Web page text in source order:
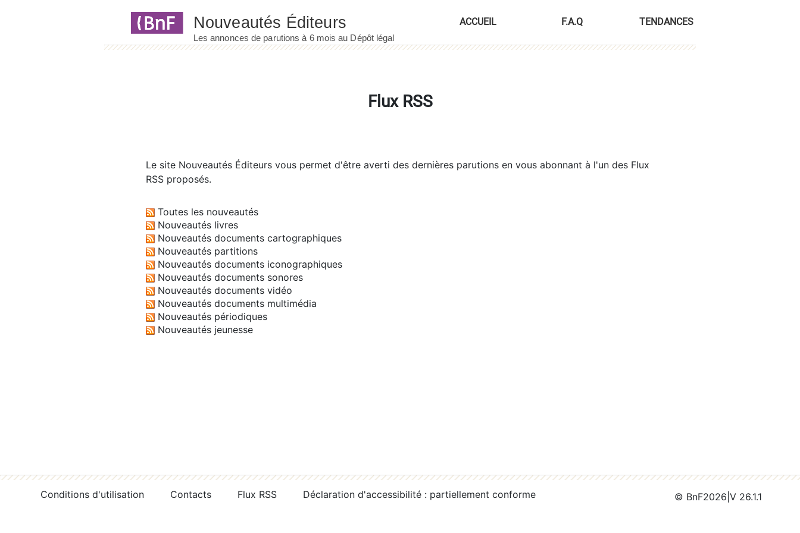
ACCUEIL F.A.Q TENDANCES
Flux RSS
Le site Nouveautés Éditeurs vous permet d'être averti des dernières parutions en vous abonnant à l'un des Flux
RSS proposés.
Toutes les nouveautés
Nouveautés livres
Nouveautés documents cartographiques
Nouveautés partitions
Nouveautés documents iconographiques
Nouveautés documents sonores
Nouveautés documents vidéo
Nouveautés documents multimédia
Nouveautés périodiques
Nouveautés jeunesse
Conditions d'utilisation Contacts Flux RSS Déclaration d'accessibilité : partiellement conforme © BnF2026 V 26.1.1